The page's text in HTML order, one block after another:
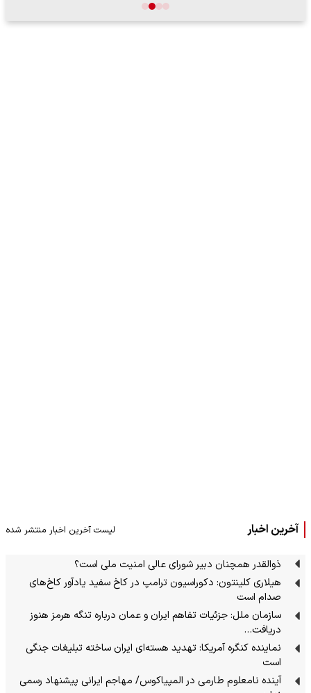
آخرین اخبار لیست آخرین اخبار منتشر شده
ذوالقدر همچنان دبیر شورای ‌عالی امنیت ملی است؟
هیلاری کلینتون: دکوراسیون ترامپ در کاخ سفید یادآور کاخ‌های
صدام است
سازمان ملل: جزئیات تفاهم ایران و عمان درباره تنگه هرمز هنوز
دریافت…
نماینده کنگره آمریکا: تهدید هسته‌ای ایران ساخته تبلیغات جنگی
است
آینده نامعلوم طارمی در المپیاکوس/ مهاجم ایرانی پیشنهاد رسمی